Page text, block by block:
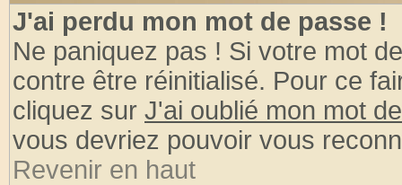
J'ai perdu mon mot de passe !
Ne paniquez pas ! Si votre mot
contre être réinitialisé. Pour ce
cliquez sur J'ai oublié mon mot
vous devriez pouvoir vous
Revenir en haut